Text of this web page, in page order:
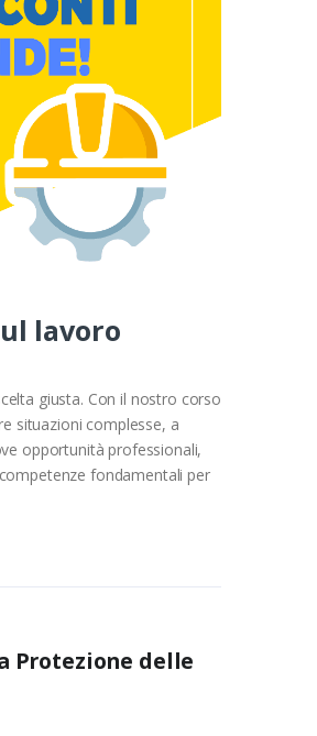
lavoro
giusta. Con il nostro corso
situazioni complesse, a
opportunità professionali,
fondamentali per
Protezione delle